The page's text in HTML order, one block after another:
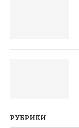
РУБРИКИ